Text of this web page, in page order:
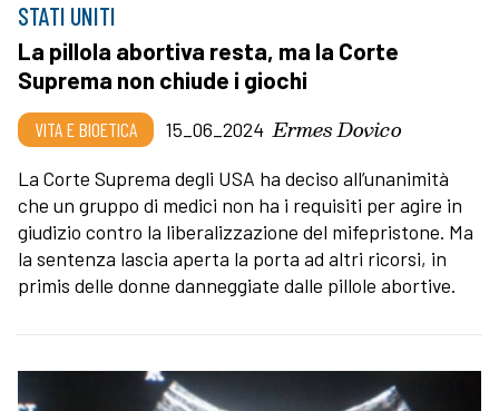
STATI UNITI
La pillola abortiva resta, ma la Corte
Suprema non chiude i giochi
VITA E BIOETICA 15_06_2024 Ermes Dovico
La Corte Suprema degli USA ha deciso all’unanimità
che un gruppo di medici non ha i requisiti per agire in
giudizio contro la liberalizzazione del mifepristone. Ma
la sentenza lascia aperta la porta ad altri ricorsi, in
primis delle donne danneggiate dalle pillole abortive.